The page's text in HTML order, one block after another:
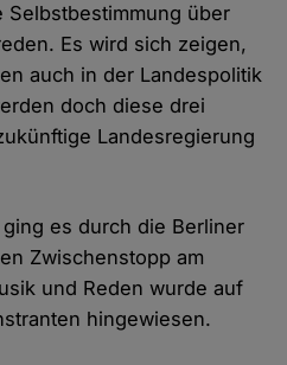
über
Es wird sich zeigen,
auch in der Landespolitik
doch diese drei
Landesregierung
es durch die Berliner
Zwischenstopp am
und Reden wurde auf
hingewiesen.